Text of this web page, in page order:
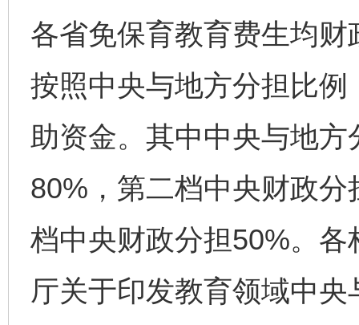
各省免保育教育费生均
按照中央与地方分担比
助资金。其中中央与地
80%，第二档中央财政
档中央财政分担50%。
厅关于印发教育领域中